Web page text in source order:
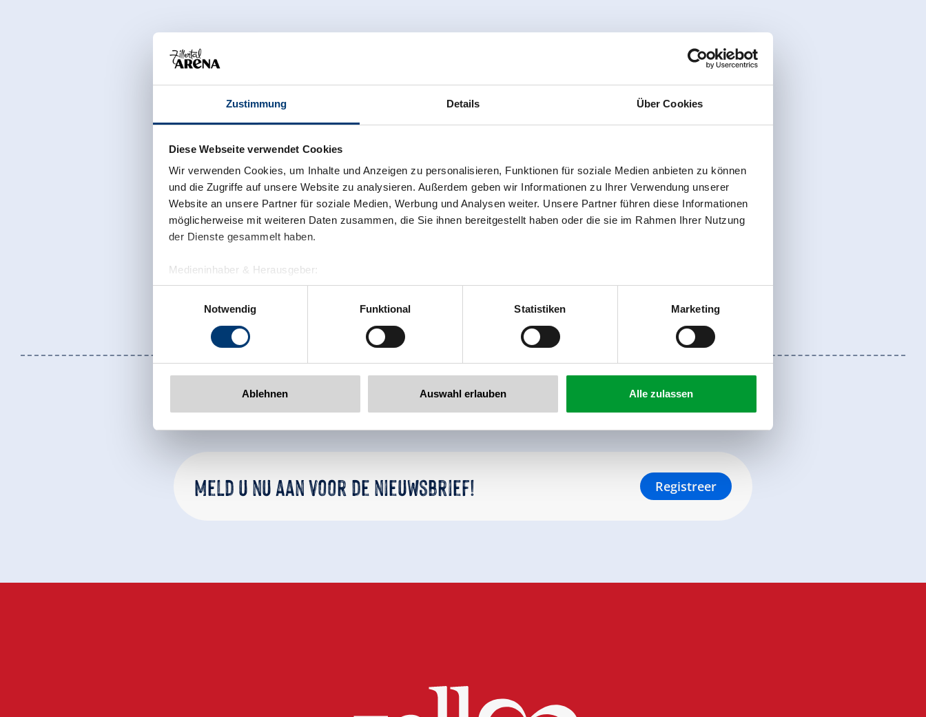
Zustimmung Details Über Cookies
Diese Webseite verwendet Cookies
Wir verwenden Cookies, um Inhalte und Anzeigen zu personalisieren, Funktionen für soziale Medien anbieten zu können
und die Zugriffe auf unsere Website zu analysieren. Außerdem geben wir Informationen zu Ihrer Verwendung unserer
Website an unsere Partner für soziale Medien, Werbung und Analysen weiter. Unsere Partner führen diese Informationen
möglicherweise mit weiteren Daten zusammen, die Sie ihnen bereitgestellt haben oder die sie im Rahmen Ihrer Nutzung
der Dienste gesammelt haben.
Medieninhaber & Herausgeber:
Zeller Bergbahnen Zillertal GmbH & Co KG
Rohr 23// A-6280 Zell am Ziller
www.zillertalarena.com
Notwendig
Funktional Statistiken Marketing
Ablehnen Auswahl erlauben Alle zulassen
Meld u nu aan voor de nieuwsbrief! Registreer